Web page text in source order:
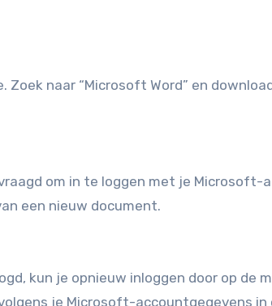
naar “Microsoft Word” en
om in te loggen met je Microsoft-
een nieuw document.
kun je opnieuw inloggen door op de
je Microsoft-accountgegevens